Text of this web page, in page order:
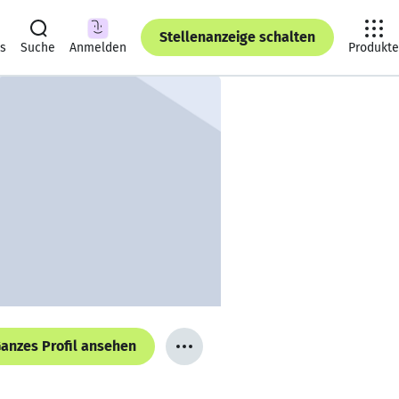
Suche Anmelden
Stellenanzeige schalten
Produkte
Profil ansehen